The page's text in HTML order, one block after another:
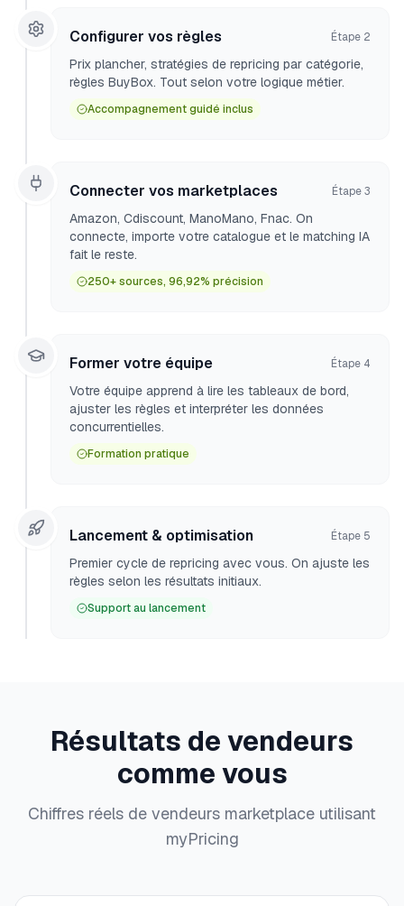
Configurer vos règles Étape 2
Prix plancher, stratégies de repricing par catégorie,
règles BuyBox. Tout selon votre logique métier.
Accompagnement guidé inclus
Connecter vos marketplaces Étape3
Amazon, Cdiscount, ManoMano, Fnac. On
connecte, importe votre catalogue et le matching IA
fait le reste.
250+ sources, 96,92% précision
Former votre équipe Étape 4
Votre équipe apprend à lire les tableaux de bord,
ajuster les règles et interpréter les données
concurrentielles.
Formation pratique
Lancement & optimisation Étape 5
Premier cycle de repricing avec vous. On ajuste les
règles selon les résultats initiaux.
Support au lancement
Résultats de vendeurs
comme vous
Chiffres réels de vendeurs marketplace utilisant
myPricing